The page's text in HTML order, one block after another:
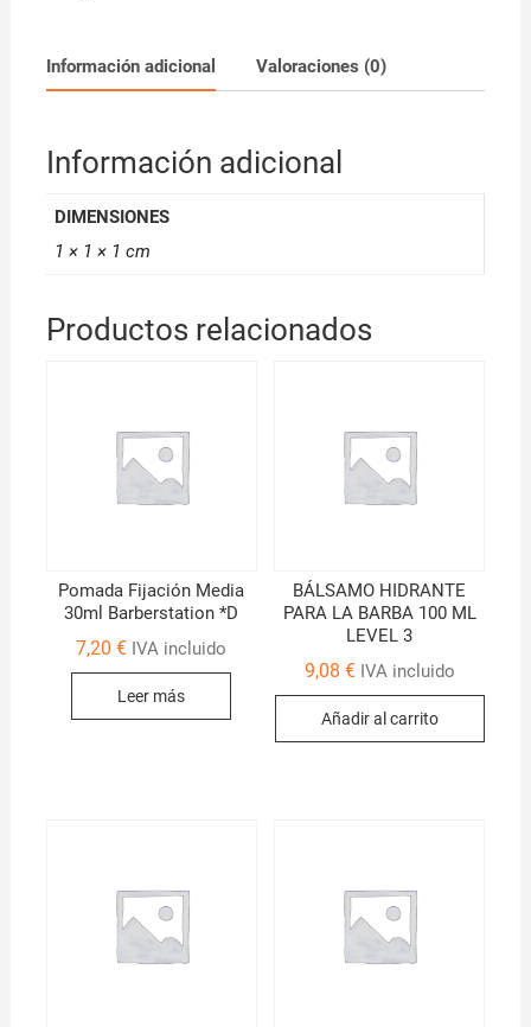
DE
CORTE
G
LEVEL
Información adicional Valoraciones (0)
Información adicional
DIMENSIONES
1 × 1 × 1 cm
Productos relacionados
Pomada Fijación Media
30ml Barberstation *D
7,20€ IVA incluido
Leer más
BÁLSAMO HIDRANTE
PARA LA BARBA 100 ML
LEVEL 3
9,08 € IVA incluido
Añadir al carrito